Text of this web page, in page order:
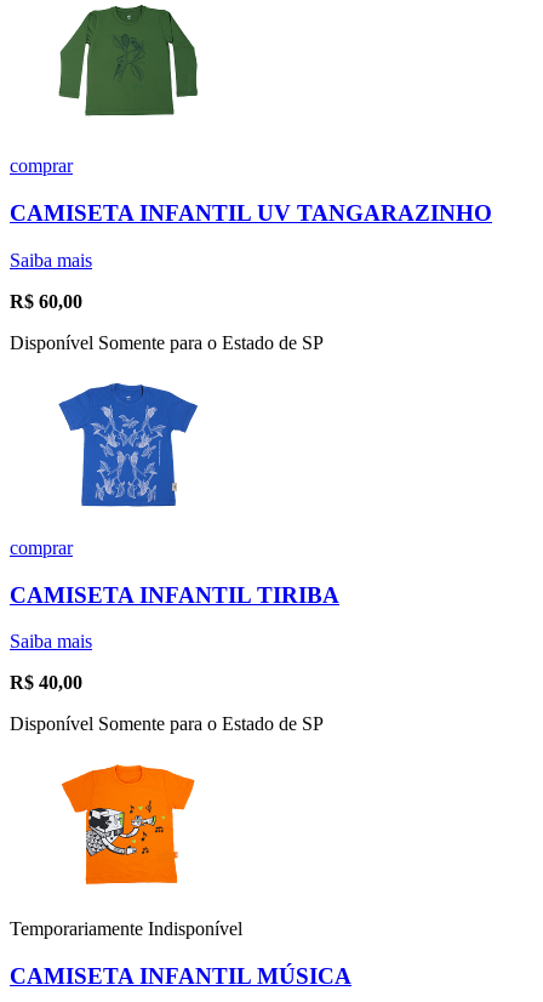
comprar
CAMISETA INFANTIL UV TANGARAZINHO
Saiba mais
R$ 60,00
Disponível Somente para o Estado de SP
comprar
CAMISETA INFANTIL TIRIBA
Saiba mais
R$ 40,00
Disponível Somente para o Estado de SP
Temporariamente Indisponível
CAMISETA INFANTIL MÚSICA